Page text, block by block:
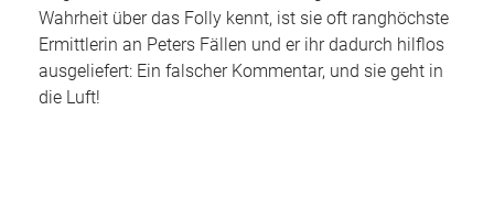
Wahrheit über das Folly kennt, ist sie oft ranghöchste
Ermittlerin an Peters Fällen und er ihr dadurch hilflos
ausgeliefert: Ein falscher Kommentar, und sie geht in
die Luft!